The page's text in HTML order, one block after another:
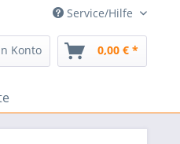
Service/Hilfe
Konto 0,00 € *